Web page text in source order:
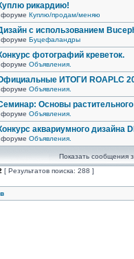
рикардию!
форуме Куплю/продам/меняю
с использованием
форуме Буцефаландры
фотографий креветок.
форуме Объявления.
ИТОГИ ROAPLC
форуме Объявления.
Основы
форуме Объявления.
аквариумного дизайна
форуме Объявления.
Показать сообщения
[ Результатов поиска: 288 ]